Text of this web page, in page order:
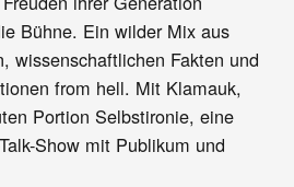
Bühne. Ein wilder Mix aus
wissenschaftlichen Fakten und
from hell. Mit Klamauk,
Portion Selbstironie, eine
Show mit Publikum und